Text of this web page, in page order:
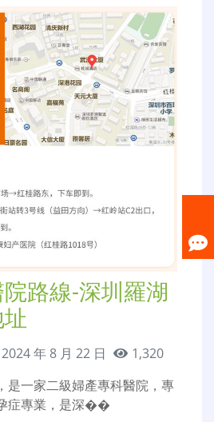
路線-深圳羅湖
2024 年 8 月 22 日
1,320
是一家二級婦產專科醫院，專
症專業，是深��